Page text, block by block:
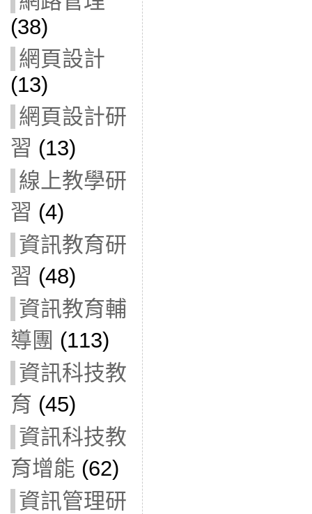
(38)
網頁設計
(13)
網頁設計研
習 (13)
線上教學研
習 (4)
資訊教育研
習 (48)
資訊教育輔
導團 (113)
資訊科技教
育 (45)
資訊科技教
育增能 (62)
資訊管理研